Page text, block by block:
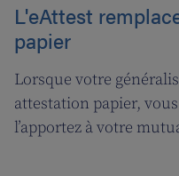
L'eAttest
papier
Lorsque votre
attestation papier,
l’apportez à votre